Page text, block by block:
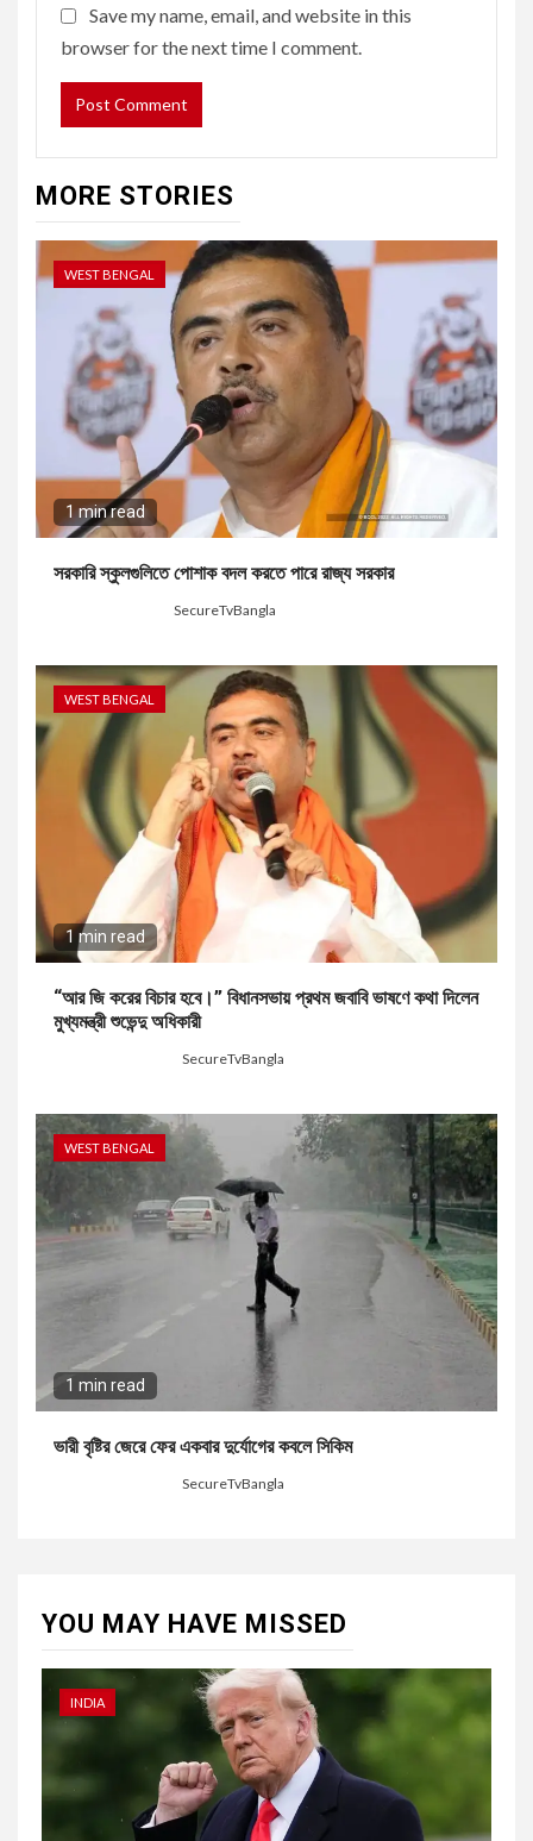
Save my name, email, and website in this
browser for the next time I comment.
MORE STORIES
WEST BENGAL
1 min read
সরকারি স্কুলগুলিতে পোশাক বদল করতে পারে রাজ্য সরকার
SecureTvBangla
WEST BENGAL
1 min read
“আর জি করের বিচার হবে।” বিধানসভায় প্রথম জবাবি ভাষণে কথা দিলেন
মুখ্যমন্ত্রী শুভেন্দু অধিকারী
SecureTvBangla
WEST BENGAL
1 min read
ভারী বৃষ্টির জেরে ফের একবার দুর্যোগের কবলে সিকিম
SecureTvBangla
YOU MAY HAVE MISSED
INDIA